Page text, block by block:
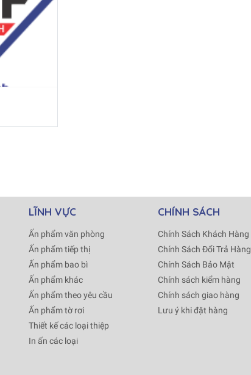
LĨNH VỰC
Ấn phẩm văn phòng
Ấn phẩm tiếp thị
Ấn phẩm bao bì
Ấn phẩm khác
Ấn phẩm theo yêu cầu
Ấn phẩm tờ rơi
Thiết kế các loại thiệp
In ấn các loại
CHÍNH SÁCH
Chính Sách Khách Hàng
Chính Sách Đổi Trả Hàng
Chính Sách Bảo Mật
Chính sách kiểm hàng
Chính sách giao hàng
Lưu ý khi đặt hàng